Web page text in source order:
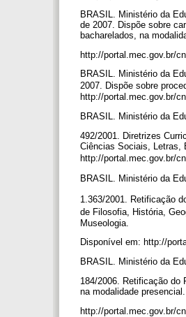
BRASIL. Ministério da
de 2007. Dispõe sobre
bacharelados, na
http://portal.mec.gov.br/
BRASIL. Ministério da
2007. Dispõe sobre
http://portal.mec.gov.br/
BRASIL. Ministério da
492/2001. Diretrizes
Ciências Sociais, Letras,
http://portal.mec.gov.br/
BRASIL. Ministério da
1.363/2001. Retificação
de Filosofia, História,
Museologia.
Disponível em: http://
BRASIL. Ministério da
184/2006. Retificação do
na modalidade
http://portal.mec.gov.br/